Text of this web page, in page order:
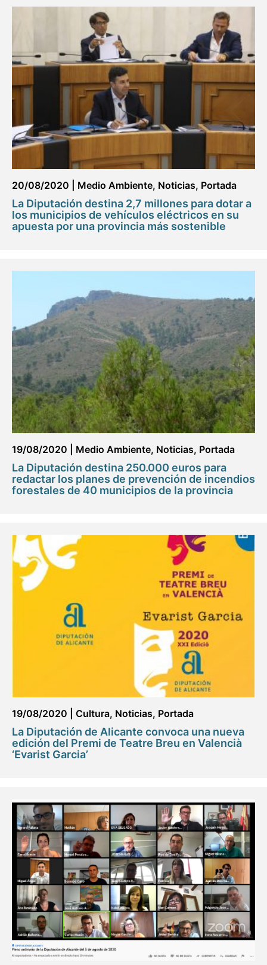
20/08/2020 Medio Ambiente, Noticias, Portada
La Diputación destina 2,7 millones para dotar a
los municipios de vehículos eléctricos en su
apuesta por una provincia más sostenible
19/08/2020 Medio Ambiente, Noticias, Portada
La Diputación destina 250.000 euros para
redactar los planes de prevención de incendios
forestales de 40 municipios de la provincia
19/08/2020 Cultura, Noticias, Portada
La Diputación de Alicante convoca una nueva
edición del Premi de Teatre Breu en Valencià
‘Evarist Garcia’